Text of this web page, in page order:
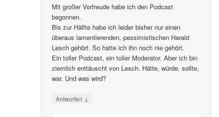
Mit großer Vorfreude habe ich den Podcast
begonnen.
Bis zur Hälfte habe ich leider bisher nur einen
überaus lamentierenden, pessimistischen Harald
Lesch gehört. So hatte ich ihn noch nie gehört.
Ein toller Podcast, ein toller Moderator. Aber ich bin
ziemlich enttäuscht von Lesch. Hätte, würde, sollte,
war. Und was wird?
Antworten ↓